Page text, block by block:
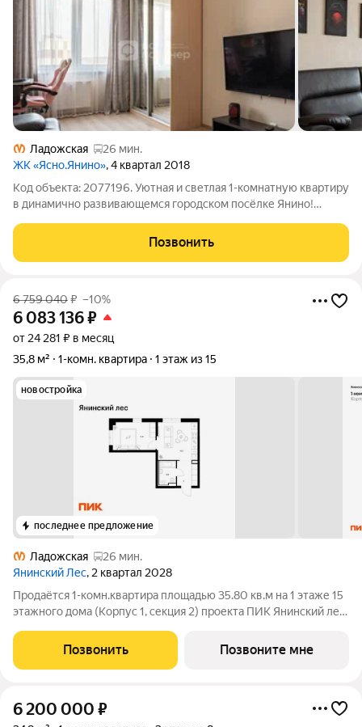
Ладожская
26 мин.
ЖК «Ясно.Янино», 4 квартал 2018
Код объекта: 2077196. Уютная и светлая 1-комнатную квартиру
в динамично развивающемся городском посёлке Янино!
8-этажного монолитного дома. Окна выходят на южную
сторону, квартира всегда будет
Позвонить
6 759 040₽ –10%
6 083 136₽
от 24 281 ₽ в месяц
35,8 м²
1-комн. квартира 1 этаж из 15
новостройка
последнее предложение
Ладожская
26 мин.
Янинский Лес, 2 квартал 2028
Продаётся 1-комн.квартира площадью 35.80 кв.м на 1 этаже 15
этажного дома (Корпус 1, секция 2) проекта ПИК Янинский лес.
функциональная планировка, большие окна, с отделкой. Жилой
квартал «Янинский лес»
Позвонить Позвоните мне
6 200 000 ₽